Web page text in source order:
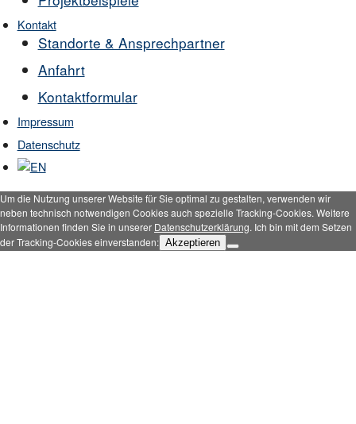
Kontakt
Standorte & Ansprechpartner
Anfahrt
Kontaktformular
Impressum
Datenschutz
Um die Nutzung unserer Website für Sie optimal zu gestalten, verwenden wir
neben technisch notwendigen Cookies auch spezielle Tracking-Cookies. Weitere
Informationen finden Sie in unserer Datenschutzerklärung. Ich bin mit dem Setzen
der Tracking-Cookies einverstanden: Akzeptieren